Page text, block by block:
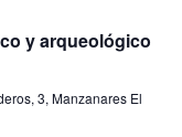
e
s
y arqueológico
3, Manzanares El